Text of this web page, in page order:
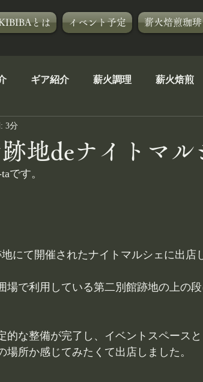
とは イベント予定 薪火焙煎珈琲
ギア紹介 薪火調理 薪火焙煎
自己紹介
コース
地deナイトマル
3分
です。
にて開催されたナイトマルシェに出店
場で利用している第二別館跡地の上の
的な整備が完了し、イベントスペース
所か感じてみたくて出店しました。